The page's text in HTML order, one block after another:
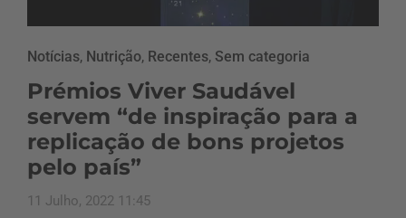
Notícias, Nutrição, Recentes, Sem categoria
Prémios Viver Saudável
servem “de inspiração para a
replicação de bons projetos
pelo país”
11 Julho, 2022 11:45